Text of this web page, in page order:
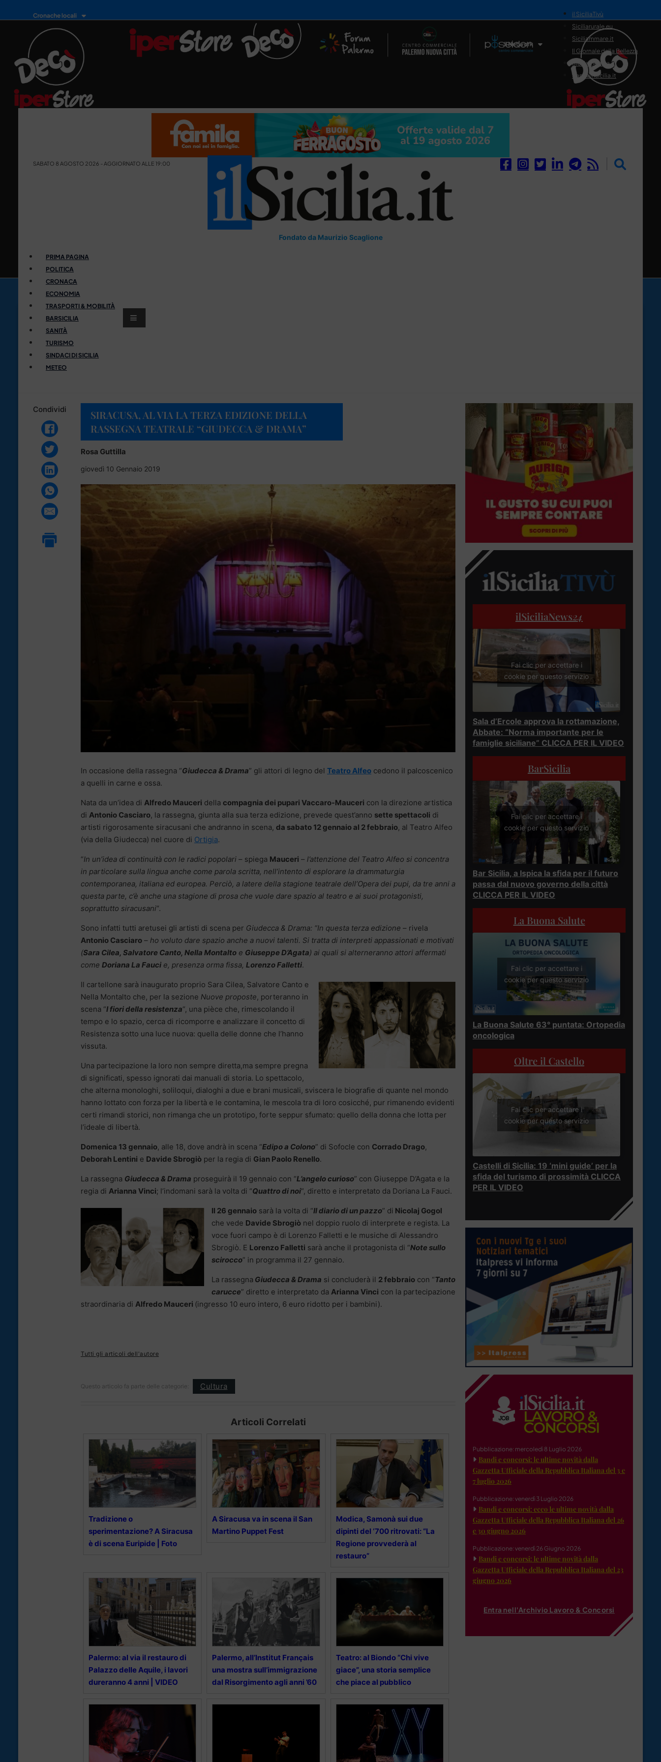
Cronache locali
Il Network
il SiciliaTivù
Siciliarurale.eu
Siciliammare.it
Il Giornale della Bellezza
Siciliamedica.it
Sanitainsicilia.it
SABATO 8 AGOSTO 2026 - AGGIORNATO ALLE 19:00
Fondato da Maurizio Scaglione
PRIMA PAGINA
POLITICA
CRONACA
ECONOMIA
TRASPORTI & MOBILITÀ
BARSICILIA
SANITÀ
TURISMO
SINDACI DI SICILIA
METEO
Condividi
SIRACUSA, AL VIA LA TERZA EDIZIONE DELLA
RASSEGNA TEATRALE “GIUDECCA & DRAMA”
Rosa Guttilla
giovedì 10 Gennaio 2019
In occasione della rassegna “Giudecca & Drama” gli attori di legno del Teatro Alfeo cedono il palcoscenico
a quelli in carne e ossa.
Nata da un’idea di Alfredo Mauceri della compagnia dei pupari Vaccaro-Mauceri con la direzione artistica
di Antonio Casciaro, la rassegna, giunta alla sua terza edizione, prevede quest’anno sette spettacoli di
artisti rigorosamente siracusani che andranno in scena, da sabato 12 gennaio al 2 febbraio, al Teatro Alfeo
(via della Giudecca) nel cuore di Ortigia.
“In un’idea di continuità con le radici popolari – spiega Mauceri – l’attenzione del Teatro Alfeo si concentra
in particolare sulla lingua anche come parola scritta, nell’intento di esplorare la drammaturgia
contemporanea, italiana ed europea. Perciò, a latere della stagione teatrale dell’Opera dei pupi, da tre anni a
questa parte, c’è anche una stagione di prosa che vuole dare spazio al teatro e ai suoi protagonisti,
soprattutto siracusani“.
Sono infatti tutti aretusei gli artisti di scena per Giudecca & Drama: “In questa terza edizione – rivela
Antonio Casciaro – ho voluto dare spazio anche a nuovi talenti. Si tratta di interpreti appassionati e motivati
(Sara Cilea, Salvatore Canto, Nella Montalto e Giuseppe D’Agata) ai quali si alterneranno attori affermati
come Doriana La Fauci e, presenza orma fissa, Lorenzo Falletti.
Il cartellone sarà inaugurato proprio Sara Cilea, Salvatore Canto e
Nella Montalto che, per la sezione Nuove proposte, porteranno in
scena “I fiori della resistenza“, una pièce che, rimescolando il
tempo e lo spazio, cerca di ricomporre e analizzare il concetto di
Resistenza sotto una luce nuova: quella delle donne che l’hanno
vissuta.
Una partecipazione la loro non sempre diretta,ma sempre pregna
di significati, spesso ignorati dai manuali di storia. Lo spettacolo,
che alterna monologhi, soliloqui, dialoghi a due e brani musicali, sviscera le biografie di quante nel mondo
hanno lottato con forza per la libertà e le contamina, le mescola tra di loro cosicché, pur rimanendo evidenti
certi rimandi storici, non rimanga che un prototipo, forte seppur sfumato: quello della donna che lotta per
l’ideale di libertà.
Domenica 13 gennaio, alle 18, dove andrà in scena “Edipo a Colono” di Sofocle con Corrado Drago,
Deborah Lentini e Davide Sbrogiò per la regia di Gian Paolo Renello.
La rassegna Giudecca & Drama proseguirà il 19 gennaio con “L’angelo curioso” con Giuseppe D’Agata e la
regia di Arianna Vinci; l’indomani sarà la volta di “Quattro di noi“, diretto e interpretato da Doriana La Fauci.
Il 26 gennaio sarà la volta di “Il diario di un pazzo” di Nicolaj Gogol
che vede Davide Sbrogiò nel doppio ruolo di interprete e regista. La
voce fuori campo è di Lorenzo Falletti e le musiche di Alessandro
Sbrogiò. E Lorenzo Falletti sarà anche il protagonista di “Note sullo
scirocco” in programma il 27 gennaio.
La rassegna Giudecca & Drama si concluderà il 2 febbraio con “Tanto
carucce” diretto e interpretato da Arianna Vinci con la partecipazione
straordinaria di Alfredo Mauceri (ingresso 10 euro intero, 6 euro ridotto per i bambini).
Tutti gli articoli dell'autore
Questo articolo fa parte delle categorie: Cultura
Articoli Correlati
Tradizione o
sperimentazione? A Siracusa
è di scena Euripide | Foto
A Siracusa va in scena il San
Martino Puppet Fest
Modica, Samonà sui due
dipinti del ‘700 ritrovati: “La
Regione provvederà al
restauro”
Palermo: al via il restauro di
Palazzo delle Aquile, i lavori
dureranno 4 anni | VIDEO
Palermo, all’Institut Français
una mostra sull’immigrazione
dal Risorgimento agli anni ’60
Teatro: al Biondo “Chi vive
giace”, una storia semplice
che piace al pubblico
ilSiciliaNews24
Fai clic per accettare i
cookie per questo servizio
Sala d’Ercole approva la rottamazione,
Abbate: “Norma importante per le
famiglie siciliane” CLICCA PER IL VIDEO
BarSicilia
Fai clic per accettare i
cookie per questo servizio
Bar Sicilia, a Ispica la sfida per il futuro
passa dal nuovo governo della città
CLICCA PER IL VIDEO
La Buona Salute
Fai clic per accettare i
cookie per questo servizio
La Buona Salute 63° puntata: Ortopedia
oncologica
Oltre il Castello
Fai clic per accettare i
cookie per questo servizio
Castelli di Sicilia: 19 ‘mini guide’ per la
sfida del turismo di prossimità CLICCA
PER IL VIDEO
Pubblicazione: mercoledì 8 Luglio 2026
Bandi e concorsi: le ultime novità dalla
Gazzetta Ufficiale della Repubblica Italiana del 3 e
7 luglio 2026
Pubblicazione: venerdì 3 Luglio 2026
Bandi e concorsi: ecco le ultime novità dalla
Gazzetta Ufficiale della Repubblica Italiana del 26
e 30 giugno 2026
Pubblicazione: venerdì 26 Giugno 2026
Bandi e concorsi: le ultime novità dalla
Gazzetta Ufficiale della Repubblica Italiana del 23
giugno 2026
Entra nell'Archivio Lavoro & Concorsi